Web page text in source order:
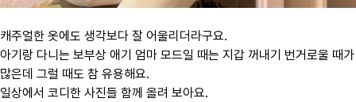
캐주얼한 옷에도 생각보다 잘 어울리더라구요.
아기랑 다니는 보부상 애기 엄마 모드일 때는 지갑 꺼내기 번거로울 때가
많은데 그럴 때도 참 유용해요.
일상에서 코디한 사진들 함께 올려 보아요.